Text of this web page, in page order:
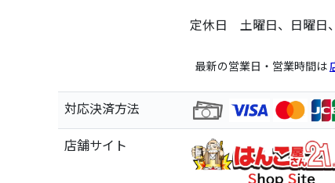
定休日 土曜日、日曜日
最新の営業日・営業時間は
対応決済方法
店舗サイト